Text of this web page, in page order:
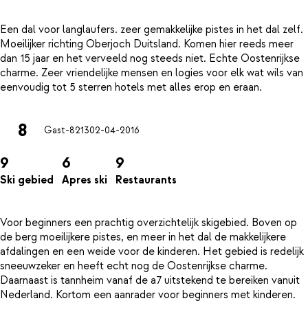
Een dal voor langlaufers. zeer gemakkelijke pistes in het dal zelf.
Moeilijker richting Oberjoch Duitsland. Komen hier reeds meer
dan 15 jaar en het verveeld nog steeds niet. Echte Oostenrijkse
charme. Zeer vriendelijke mensen en logies voor elk wat wils van
8 Gast-821302-04-2016
9
Ski gebied
6
Apres ski
9
Restaurants
Voor beginners een prachtig overzichtelijk skigebied. Boven op
de berg moeilijkere pistes, en meer in het dal de makkelijkere
afdalingen en een weide voor de kinderen. Het gebied is redelijk
sneeuwzeker en heeft echt nog de Oostenrijkse charme.
Daarnaast is tannheim vanaf de a7 uitstekend te bereiken vanuit